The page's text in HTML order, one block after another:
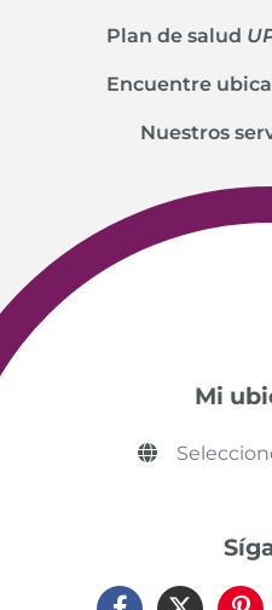
Plan de salud
Encuentre
Nuestros
Mi